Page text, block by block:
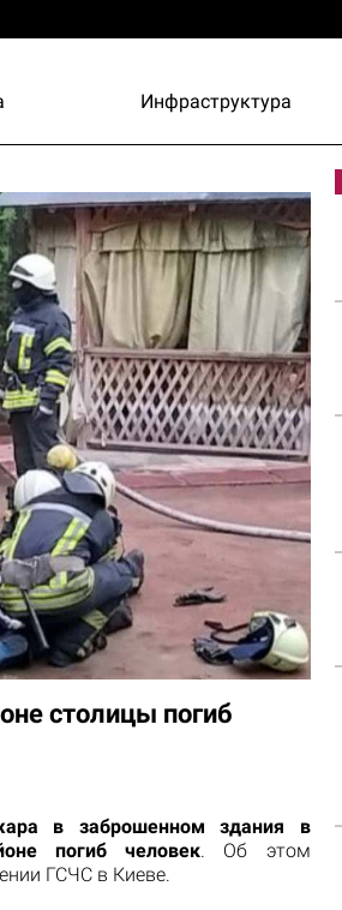
Инфраструктура
столицы погиб
в заброшенном здания в
погиб человек. Об этом
ГСЧС в Киеве.